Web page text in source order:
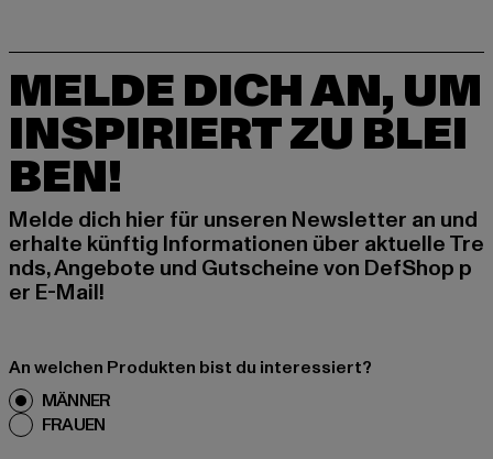
MELDE DICH AN, UM
INSPIRIERT ZU BLEI
BEN!
Melde dich hier für unseren Newsletter an und
erhalte künftig Informationen über aktuelle Tre
nds, Angebote und Gutscheine von DefShop p
er E-Mail!
An welchen Produkten bist du interessiert?
MÄNNER
FRAUEN